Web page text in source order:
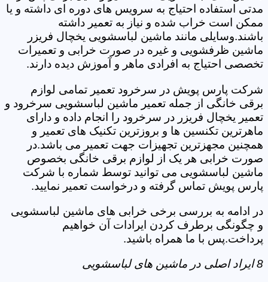
مدتی استفاده احتیاج به سرویس های دوره ای داشته و یا
ممکن است خراب شده و نیاز به تعمیر داشته
باشند.وسایلی مانند ماشین لباسشویی یخچال فریزر
ماشین ظرفشویی و غیره در صورت خرابی و تعمیرات
تخصصی احتیاج به افرادی ماهر و آموزش دیده دارند.
شرکت پارس پویش در سرخرود تعمیر تمامی لوازم
برقی خانگی از جمله تعمیر ماشین لباسشویی سرخرود و
تعمیر یخچال فریزر در سرخرود را انجام داده و دارای
ماهرترین تکنسین ها و بروزترین تکنیک های تعمیر و
همچنین مجهزترین تجهیزات جهت تعمیر می باشد.در
صورت خرابی هر یک از لوازم برقی خانگی بخصوص
ماشین لباسشویی می توانید توسط شماره با شرکت
پارس پویش تماس گرفته و درخواست تعمیر نمایید.
در ادامه به بررسی برخی خرابی های ماشین لباسشویی
و چگونگی برطرف کردن ایرادات آن خواهیم
پرداخت.پس با ما همراه باشید.
8 ایراد اصلی در ماشین های لباسشویی